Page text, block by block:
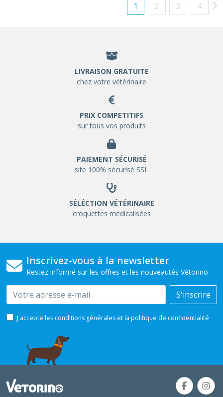
1 2 3 4
LIVRAISON GRATUITE
chez votre vétérinaire
PRIX COMPETITIFS
sur tous vos produits
PAIEMENT SÉCURISÉ
site 100% sécurisé SSL
SÉLÉCTION VÉTÉRINAIRE
croquettes médicalisées
Inscrivez-vous à la newsletter
Restez informé sur les offres et les nouveautés Vétorino
Email S'inscrire
J'accepte les conditions générales et la politique de confidentialité